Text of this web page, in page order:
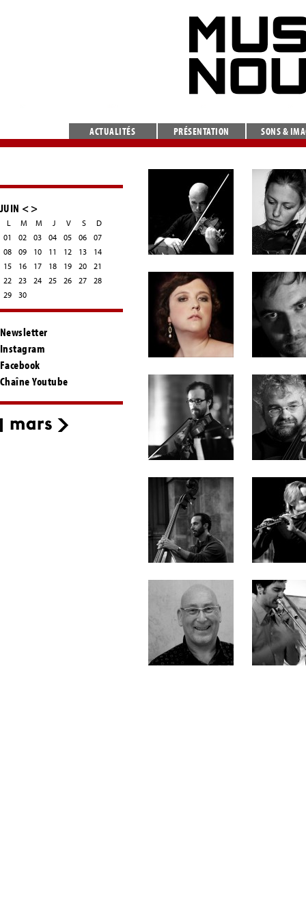
ACTUALITÉS PRÉSENTATION SONS &
JUIN <>
L M M J V S
D
01
02 03 04 05 06
07
08
09 10 11 12 13
14
15
16 17 18 19 20
21
22
23 24 25 26 27
28
29
30
Newsletter
Instagram
Facebook
Chaîne Youtube